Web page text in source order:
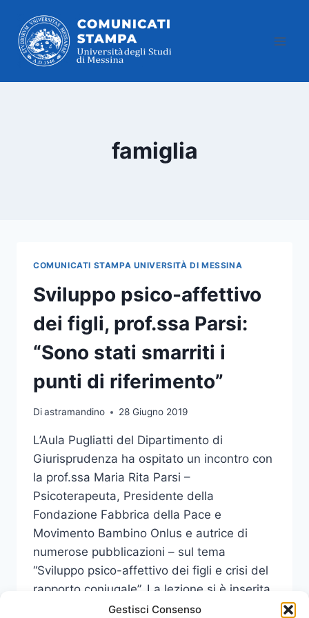
Gestisci Consenso
contenuto
famiglia
COMUNICATI STAMPA UNIVERSITÀ DI MESSINA
Sviluppo psico-affettivo
dei figli, prof.ssa Parsi:
“Sono stati smarriti i
punti di riferimento”
Diastramandino 28 Giugno 2019
L’Aula Pugliatti del Dipartimento di
Giurisprudenza ha ospitato un incontro con
la prof.ssa Maria Rita Parsi –
Psicoterapeuta, Presidente della
Fondazione Fabbrica della Pace e
Movimento Bambino Onlus e autrice di
numerose pubblicazioni – sul tema
“Sviluppo psico-affettivo dei figli e crisi del
rapporto coniugale”. La lezione si è inserita
nell’ambito delle attività del Corso di alta…